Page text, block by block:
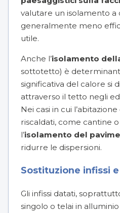
valutare un isolamento
generalmente meno
utile.
Anche l’isolamento
sottotetto) è
significativa del calore si
attraverso il tetto negli
Nei casi in cui
riscaldati, come cantine
l’isolamento del
ridurre le dispersioni.
Sostituzione infissi
Gli infissi datati,
singolo o telai in